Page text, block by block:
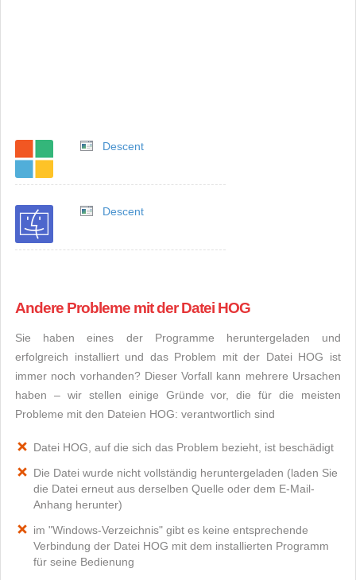
Descent
Descent
Andere Probleme mit der Datei HOG
Sie haben eines der Programme heruntergeladen und
erfolgreich installiert und das Problem mit der Datei HOG ist
immer noch vorhanden? Dieser Vorfall kann mehrere Ursachen
haben – wir stellen einige Gründe vor, die für die meisten
Probleme mit den Dateien HOG: verantwortlich sind
Datei HOG, auf die sich das Problem bezieht, ist beschädigt
Die Datei wurde nicht vollständig heruntergeladen (laden Sie
die Datei erneut aus derselben Quelle oder dem E-Mail-
Anhang herunter)
im "Windows-Verzeichnis" gibt es keine entsprechende
Verbindung der Datei HOG mit dem installierten Programm
für seine Bedienung